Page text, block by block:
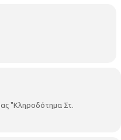
"Κληροδότημα Στ.